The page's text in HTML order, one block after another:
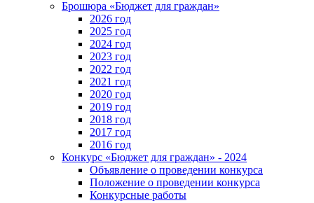
Брошюра «Бюджет для граждан»
2026 год
2025 год
2024 год
2023 год
2022 год
2021 год
2020 год
2019 год
2018 год
2017 год
2016 год
Конкурс «Бюджет для граждан» - 2024
Объявление о проведении конкурса
Положение о проведении конкурса
Конкурсные работы